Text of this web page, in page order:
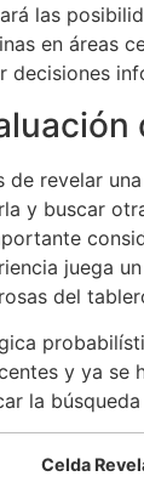
las
en áreas
decisiones
de revelar
y buscar
juega
del
y ya se
la
Celda